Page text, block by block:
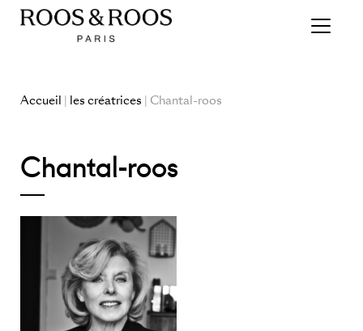
Accueil | les créatrices | Chantal-roos
Chantal-roos